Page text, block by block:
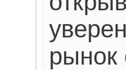
рынок